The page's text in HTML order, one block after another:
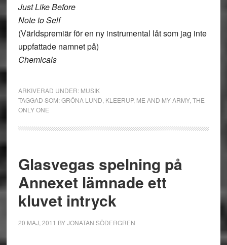
Just Like Before
Note to Self
(Världspremiär för en ny instrumental låt som jag inte
uppfattade namnet på)
Chemicals
ARKIVERAD UNDER: MUSIK
TAGGAD SOM:GRÖNA LUND KLEERUP, ME AND MY ARMY, THE
ONLY ONE
Glasvegas spelning på
Annexet lämnade ett
kluvet intryck
20 MAJ, 2011 BYJONATAN SÖDERGREN